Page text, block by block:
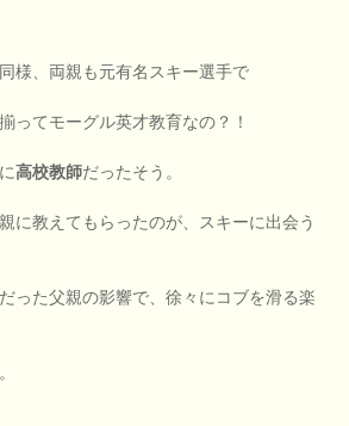
様、両親も元有名スキー選手で
ってモーグル英才教育なの？！
高校教師だったそう。
に教えてもらったのが、スキーに出会う
った父親の影響で、徐々にコブを滑る楽